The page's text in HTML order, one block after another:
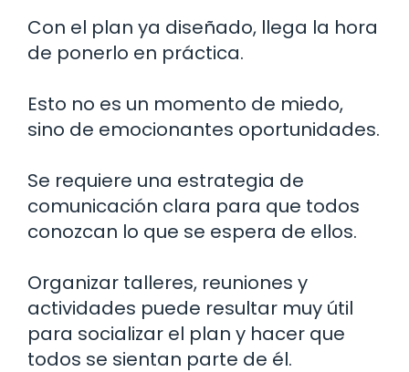
Con el plan ya diseñado, llega la hora
de ponerlo en práctica.
Esto no es un momento de miedo,
sino de emocionantes oportunidades.
Se requiere una estrategia de
comunicación clara para que todos
conozcan lo que se espera de ellos.
Organizar talleres, reuniones y
actividades puede resultar muy útil
para socializar el plan y hacer que
todos se sientan parte de él.